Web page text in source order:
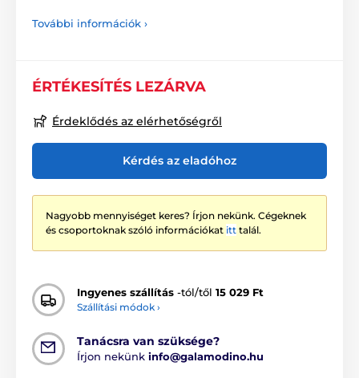
További információk ›
ÉRTÉKESÍTÉS LEZÁRVA
Érdeklődés az elérhetőségről
Kérdés az eladóhoz
Nagyobb mennyiséget keres? Írjon nekünk. Cégeknek
és csoportoknak szóló információkat itt talál.
Ingyenes szállítás -tól/től 15 029 Ft
Szállítási módok ›
Tanácsra van szüksége?
Írjon nekünk info@galamodino.hu